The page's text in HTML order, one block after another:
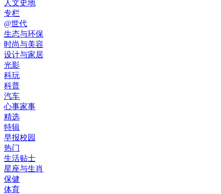
人文史地
专栏
@世代
生态与环保
时尚与美容
设计与家居
光影
科玩
科普
汽车
心事家事
精选
特辑
早报校园
热门
生活贴士
星座与生肖
保健
体育